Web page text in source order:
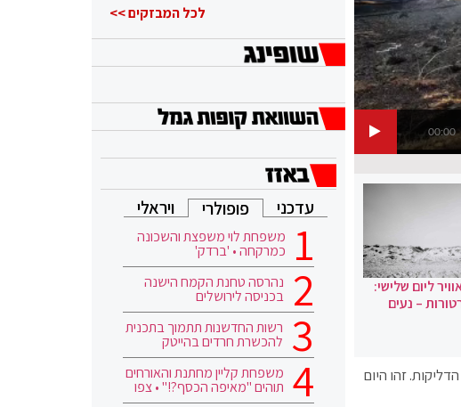
00:00
ליום שלישי:
– נעים
זהו היום
לכל המבזקים >>
עדכני פופולרי ויראלי
משפחת לוי משפצת והשכונה
כמרקחה • 'ברדק'
נהרסה טחנת הקמח הישנה
בכניסה לירושלים
רשות החדשנות תתמוך בתכנית
להכשרת חרדים בהייטק
משפחת קליין מחתנת והאורחים
תוהים "מאיפה הכסף?!" • צפו